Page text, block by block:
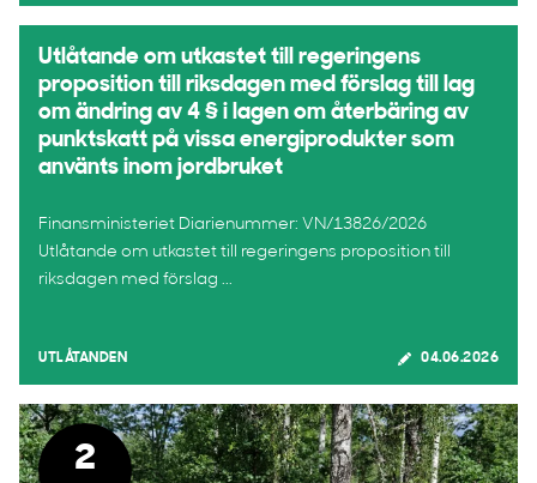
Utlåtande om utkastet till regeringens
proposition till riksdagen med förslag till lag
om ändring av 4 § i lagen om återbäring av
punktskatt på vissa energiprodukter som
använts inom jordbruket
Finansministeriet Diarienummer: VN/13826/2026
Utlåtande om utkastet till regeringens proposition till
riksdagen med förslag ...
UTLÅTANDEN 04.06.2026
2